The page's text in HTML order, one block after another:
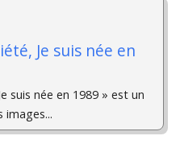
Je suis née en
suis née en 1989 » est un
images...